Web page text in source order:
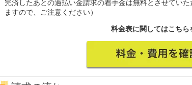
完済したあとの過払い金請求の着手金は無料とさせてい
ますので、ご注意ください）
料金表に関してはこちら